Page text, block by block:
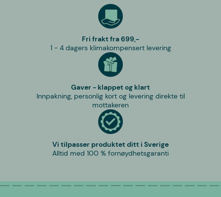
Fri frakt fra 699,-
1 - 4 dagers klimakompensert levering
Gaver - klappet og klart
Innpakning, personlig kort og levering direkte til
mottakeren
Vi tilpasser produktet ditt i Sverige
Alltid med 100 % fornøydhetsgaranti